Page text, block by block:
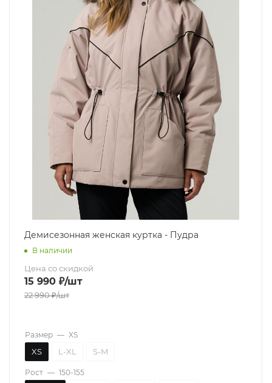
Демисезонная женская куртка - Пудра
В наличии
Цена со скидкой
15 990 ₽/шт
22 990₽/шт
Размер — XS
XS L-XL S-M
Рост — 150-155